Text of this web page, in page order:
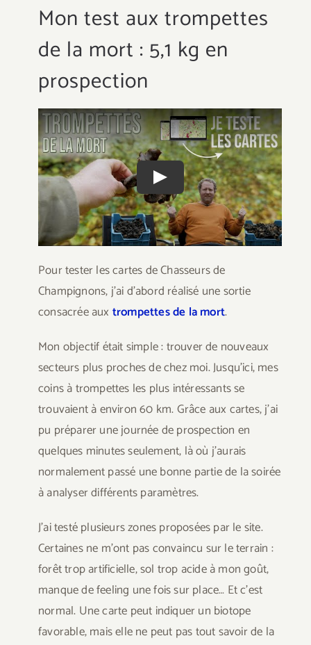
Mon test aux trompettes
de la mort : 5,1 kg en
prospection
Play
Pour tester les cartes de Chasseurs de
Champignons, j’ai d’abord réalisé une sortie
consacrée aux trompettes de la mort.
Mon objectif était simple : trouver de nouveaux
secteurs plus proches de chez moi. Jusqu’ici, mes
coins à trompettes les plus intéressants se
trouvaient à environ 60 km. Grâce aux cartes, j’ai
pu préparer une journée de prospection en
quelques minutes seulement, là où j’aurais
normalement passé une bonne partie de la soirée
à analyser différents paramètres.
J’ai testé plusieurs zones proposées par le site.
Certaines ne m’ont pas convaincu sur le terrain :
forêt trop artificielle, sol trop acide à mon goût,
manque de feeling une fois sur place… Et c’est
normal. Une carte peut indiquer un biotope
favorable, mais elle ne peut pas tout savoir de la